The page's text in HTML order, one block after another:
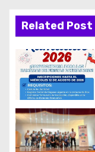
c
i
ó
n
d
Related Post